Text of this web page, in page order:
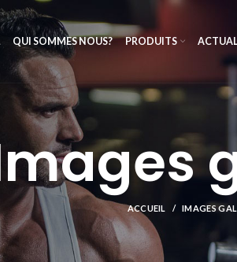
QUI SOMMES NOUS? PRODUITS
ACCUEIL IMAGES